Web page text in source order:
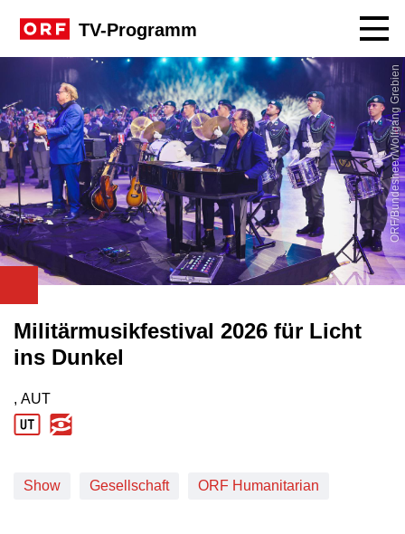
TV-Programm
ORF/Bundesheer/Wolfgang Grebien
Militärmusikfestival 2026 für Licht
ins Dunkel
Produktionsland: AUT
, AUT
Show Gesellschaft ORF Humanitarian